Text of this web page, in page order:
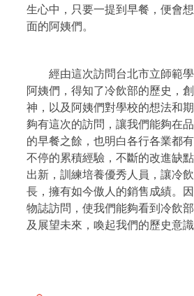
生心中，只要一提到早餐，便會
面的阿姨們。
經由這次訪問台北市立師範學
阿姨們，得知了冷飲部的歷史，
神，以及阿姨們對學校的想法和
夠有這次的訪問，讓我們能夠在
的早餐之餘，也明白各行各業都
不停的累積經驗，不斷的改進缺
出新，訓練培養優秀人員，讓冷
長，擁有如今傲人的銷售成績。
物誌訪問，使我們能夠看到冷飲
及展望未來，喚起我們的歷史意識